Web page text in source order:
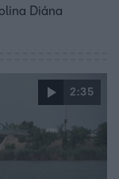
Diána
2:35